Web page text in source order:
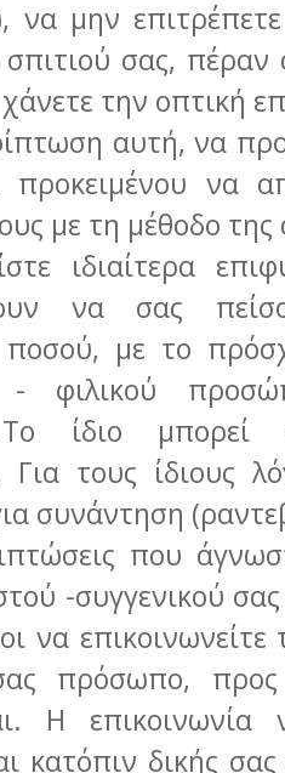
να μην
σας, πέραν
την οπτική
αυτή, να
προκειμένου να
με τη μέθοδο
να σας
ποσού, με το
- φιλικού
ίδιο
Για τους ίδιους
συνάντηση
που
-συγγενικού
να
πρόσωπο,
Η
κατόπιν δικής